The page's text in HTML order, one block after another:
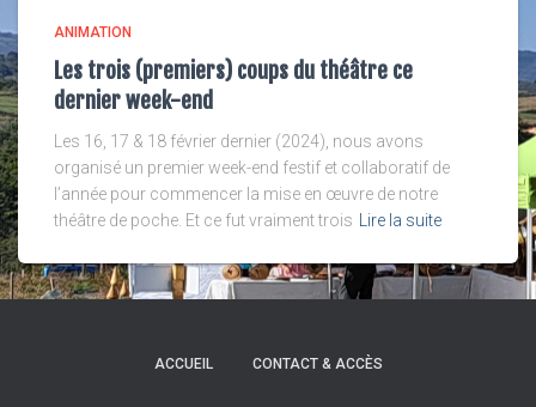
ANIMATION
Les trois (premiers) coups du théâtre ce
dernier week-end
Les 16, 17 & 18 février dernier (2024), nous avons
organisé un premier week-end festif et collaboratif de
l’année pour commencer la mise en œuvre de notre
théâtre de poche. Et ce fut vraiment trois Lire la suite
ACCUEIL CONTACT & ACCÈS